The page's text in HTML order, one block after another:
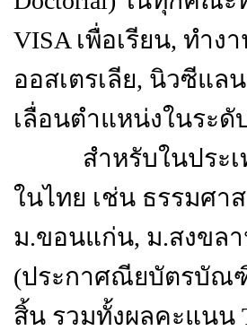
VISA เพื่อเรียน, ทำง
ออสเตรเลีย, นิวซีแล
เลื่อนตำแหน่งในระดั
สำหรับในประเท
ในไทย เช่น ธรรมศา
ม.ขอนแก่น, ม.สงขล
(ประกาศณียบัตรบัณฑิ
สิ้น รวมทั้งผลคะแนน